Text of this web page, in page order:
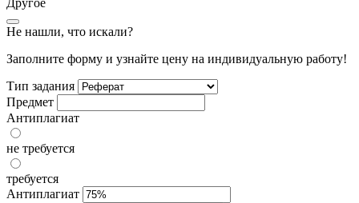
Другое
Не нашли, что искали?
Заполните форму и узнайте цену на индивидуальную работу!
Тип задания
Предмет
Антиплагиат
не требуется
требуется
Антиплагиат